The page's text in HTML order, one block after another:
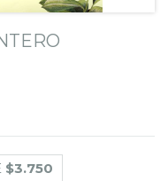
$3.750